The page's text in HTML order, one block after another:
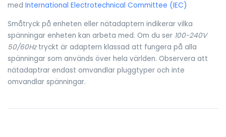
med International Electrotechnical Committee (IEC)
Småtryck på enheten eller nätadaptern indikerar vilka
spänningar enheten kan arbeta med. Om du ser 100-240V
50/60Hztryckt är adaptern klassad att fungera på alla
spänningar som används över hela världen. Observera att
nätadaptrar endast omvandlar pluggtyper och inte
omvandlar spänningar.